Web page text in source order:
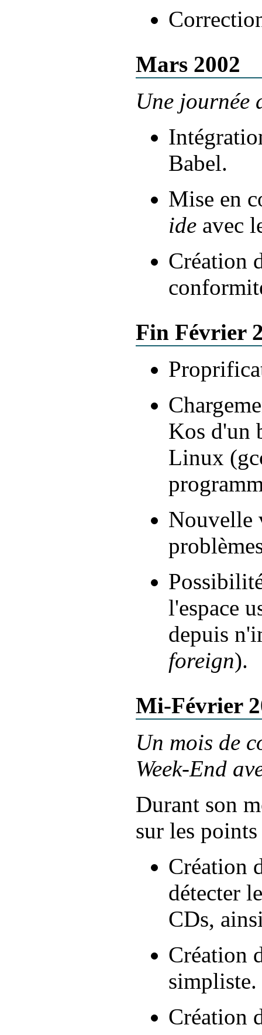
Mars 2002
Une journée
Babel.
Mise en
ide avec
Création
Fin Février
Kos d'un
Linux
Nouvelle
l'espace
depuis
foreign).
Mi-Février
Un mois de
Week-End
Durant son
sur les
Création
détecter
CDs,
Création
simpliste.
Création